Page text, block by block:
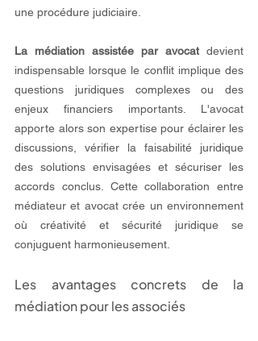
une procédure judiciaire.
La médiation assistée par avocat devient
indispensable lorsque le conflit implique des
questions juridiques complexes ou des
enjeux financiers importants. L'avocat
apporte alors son expertise pour éclairer les
discussions, vérifier la faisabilité juridique
des solutions envisagées et sécuriser les
accords conclus. Cette collaboration entre
médiateur et avocat crée un environnement
où créativité et sécurité juridique se
conjuguent harmonieusement.
Les avantages concrets de la
médiation pour les associés